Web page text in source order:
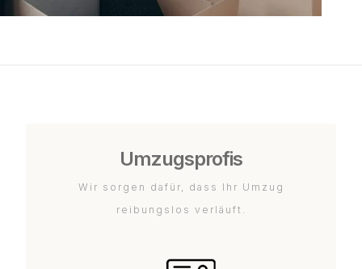
Umzugsprofis
Wir sorgen dafür, dass Ihr Umzug
reibungslos verläuft.